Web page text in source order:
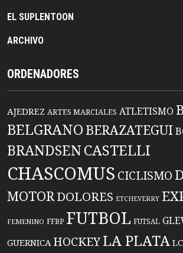
EL SUPLENTOON
ARCHIVO
ORDENADORES
AJEDREZ ARTES MARCIALES ATLETISMO
BELGRANO BERAZATEGUI
BRANDSENCASTELLI
CHASCOMUS CICLISMO
MOTORDOLORES ETCHEVERRY
FEMENINO FFBP FUTBOL FUTSAL
GUERNICA HOCKEYLA PLATA